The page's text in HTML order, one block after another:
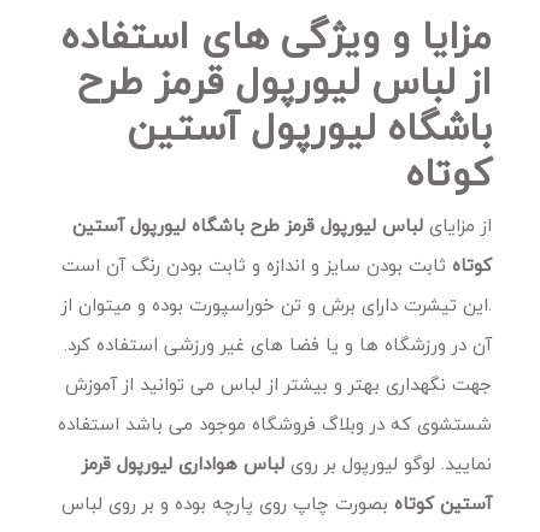
مزایا و ویژگی های استفاده
از لباس لیورپول قرمز طرح
باشگاه لیورپول آستین
کوتاه
از مزایایلباس لیورپول قرمز طرح باشگاه لیورپول آستین
کوتاه ثابت بودن سایز و اندازه و ثابت بودن رنگ آن است
.این تیشرت دارای برش و تن خوراسپورت بوده و میتوان از
آن در ورزشگاه ها و یا فضا های غیر ورزشی استفاده کرد.
جهت نگهداری بهتر و بیشتر از لباس می توانید از آموزش
شستشوی که در وبلاگ فروشگاه موجود می باشد استفاده
نمایید. لوگو لیورپول بر رویلباس هواداری لیورپول قرمز
آستین کوتاه بصورت چاپ روی پارچه بوده و بر روی لباس